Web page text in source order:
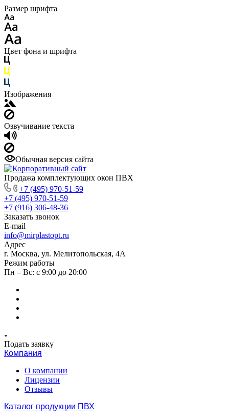
Размер шрифта
Цвет фона и шрифта
Изображения
Озвучивание текста
Обычная версия сайта
Продажа комплектующих окон ПВХ
+7 (495) 970-51-59
+7 (495) 970-51-59
+7 (916) 306-48-36
Заказать звонок
E-mail
info@mirplastopt.ru
Адрес
г. Москва, ул. Мелитопольская, 4А
Режим работы
Пн – Вс: с 9:00 до 20:00
Подать заявку
Компания
О компании
Лицензии
Отзывы
Каталог продукции ПВХ